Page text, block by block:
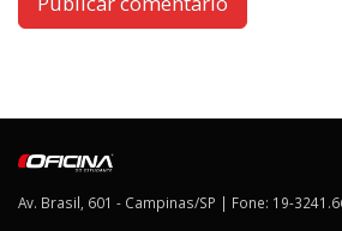
Av. Brasil, 601 - Campinas/SP | Fone: 19-